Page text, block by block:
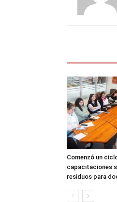
Comenzó un
capacitaciones
residuos para